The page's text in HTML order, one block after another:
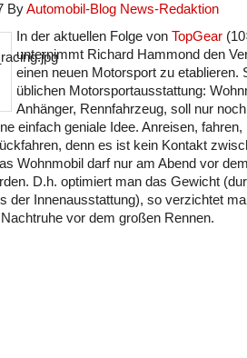
ByAutomobil-Blog News-Redaktion
In der aktuellen Folge von TopGear
unternimmt Richard Hammond den
einen neuen Motorsport zu etablieren.
üblichen Motorsportausstattung:
Anhänger, Rennfahrzeug, soll nur
einfach geniale Idee. Anreisen,
denn es ist kein Kontakt
Wohnmobil darf nur am Abend vor
D.h. optimiert man das Gewicht
der Innenausstattung), so verzichtet
vor dem großen Rennen.